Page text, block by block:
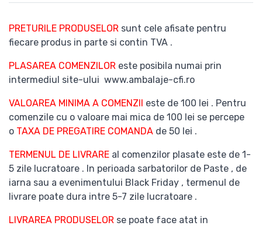
PRETURILE PRODUSELOR sunt cele afisate pentru
fiecare produs in parte si contin TVA .
PLASAREA COMENZILOR este posibila numai prin
intermediul site-ului www.ambalaje-cfi.ro
VALOAREA MINIMA A COMENZII este de 100 lei . Pentru
comenzile cu o valoare mai mica de 100 lei se percepe
o TAXA DE PREGATIRE COMANDA de 50 lei .
TERMENUL DE LIVRARE al comenzilor plasate este de 1-
5 zile lucratoare . In perioada sarbatorilor de Paste , de
iarna sau a evenimentului Black Friday , termenul de
livrare poate dura intre 5-7 zile lucratoare .
LIVRAREA PRODUSELOR se poate face atat in